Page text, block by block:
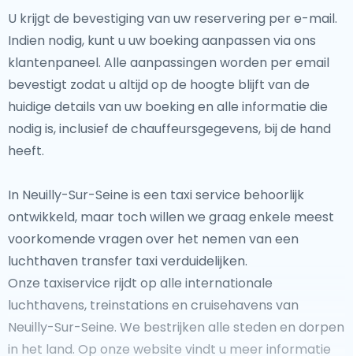
U krijgt de bevestiging van uw reservering per e-mail.
Indien nodig, kunt u uw boeking aanpassen via ons
klantenpaneel. Alle aanpassingen worden per email
bevestigt zodat u altijd op de hoogte blijft van de
huidige details van uw boeking en alle informatie die
nodig is, inclusief de chauffeursgegevens, bij de hand
heeft.
In Neuilly-Sur-Seine is een taxi service behoorlijk
ontwikkeld, maar toch willen we graag enkele meest
voorkomende vragen over het nemen van een
luchthaven transfer taxi verduidelijken.
Onze taxiservice rijdt op alle internationale
luchthavens, treinstations en cruisehavens van
Neuilly-Sur-Seine. We bestrijken alle steden en dorpen
in het land. Op onze website vindt u meer informatie